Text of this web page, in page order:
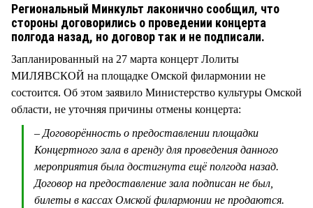
Региональный Минкульт лаконично сообщил, что
стороны договорились о проведении концерта
полгода назад, но договор так и не подписали.
Запланированный на 27 марта концерт Лолиты
МИЛЯВСКОЙ на площадке Омской филармонии не
состоится. Об этом заявило Министерство культуры Омской
области, не уточняя причины отмены концерта:
– Договорённость о предоставлении площадки
Концертного зала в аренду для проведения данного
мероприятия была достигнута ещё полгода назад.
Договор на предоставление зала подписан не был,
билеты в кассах Омской филармонии не продаются.